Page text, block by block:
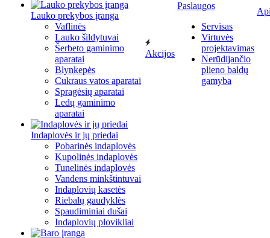
Lauko prekybos įranga
Vaflinės
Lauko šildytuvai
Šerbeto gaminimo
aparatai
Blynkepės
Cukraus vatos aparatai
Spragėsių aparatai
Ledų gaminimo
aparatai
Indaplovės ir jų priedai
Pobarinės indaplovės
Kupolinės indaplovės
Tunelinės indaplovės
Vandens minkštintuvai
Indaplovių kasetės
Riebalų gaudyklės
Spaudiminiai dušai
Indaplovių plovikliai
Akcijos
Paslaugos
Servisas
Virtuvės
projektavimas
Nerūdijančio
plieno baldų
gamyba